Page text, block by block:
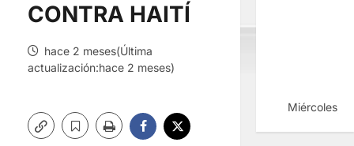
CONTRA HAITÍ
hace 2 meses(Última
actualización:hace 2 meses)
Miércoles,